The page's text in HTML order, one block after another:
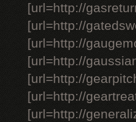
[url=http://
[url=http://
[url=http://
[url=http://
[url=http://
[url=http://
[url=http://